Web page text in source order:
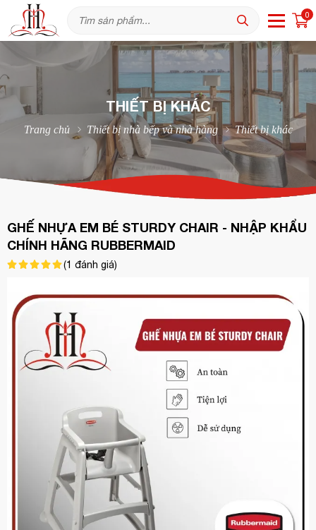
0
THIẾT BỊ KHÁC
Trang chủ Thiết bị nhà bếp và nhà hàng Thiết bị khác
GHẾ NHỰA EM BÉ STURDY CHAIR - NHẬP KHẨU
CHÍNH HÃNG RUBBERMAID
(1 đánh giá)